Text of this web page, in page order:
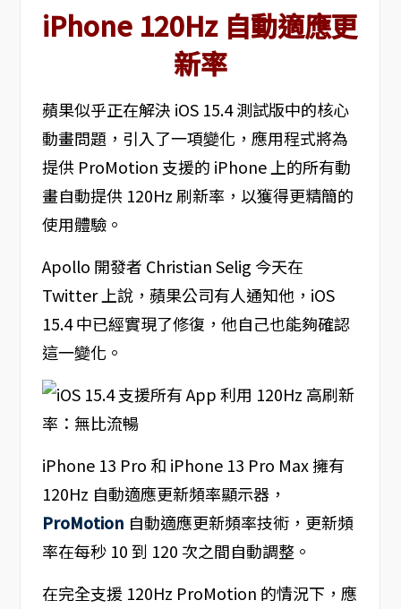
iPhone 120Hz 自動適應更
新率
蘋果似乎正在解決 iOS 15.4 測試版中的核心
動畫問題，引入了一項變化，應用程式將為
提供 ProMotion 支援的 iPhone 上的所有動
畫自動提供 120Hz 刷新率，以獲得更精簡的
使用體驗。
Apollo 開發者 Christian Selig 今天在
Twitter 上說，蘋果公司有人通知他，iOS
15.4 中已經實現了修復，他自己也能夠確認
這一變化。
iPhone 13 Pro 和 iPhone 13 Pro Max 擁有
120Hz 自動適應更新頻率顯示器，
ProMotion 自動適應更新頻率技術，更新頻
率在每秒 10 到 120 次之間自動調整。
在完全支援 120Hz ProMotion 的情況下，應